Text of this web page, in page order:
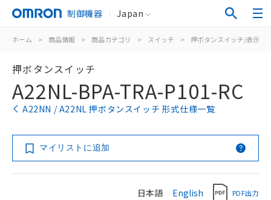
制御機器 Japan
ホーム > 商品情報 > 商品カテゴリ > スイッチ > 押ボタンスイッチ/表示灯
押ボタンスイッチ
A22NL-BPA-TRA-P101-RC
A22NN / A22NL 押ボタンスイッチ 形式仕様一覧
マイリストに追加
日本語 English PDF出力